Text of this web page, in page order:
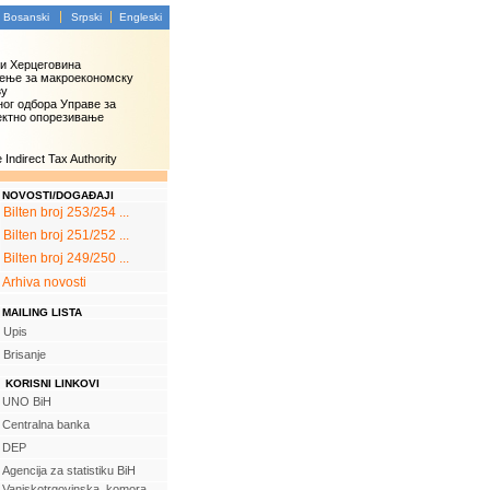
Bosanski Srpski Engleski
Херцеговина
за макроекономску
одбора Управе за
опорезивање
Tax Authority
NOVOSTI/DOGAĐAJI
Bilten broj 253/254 ...
Bilten broj 251/252 ...
Bilten broj 249/250 ...
Arhiva novosti
MAILING LISTA
Upis
Brisanje
KORISNI LINKOVI
UNO BiH
Centralna banka
DEP
Agencija za statistiku BiH